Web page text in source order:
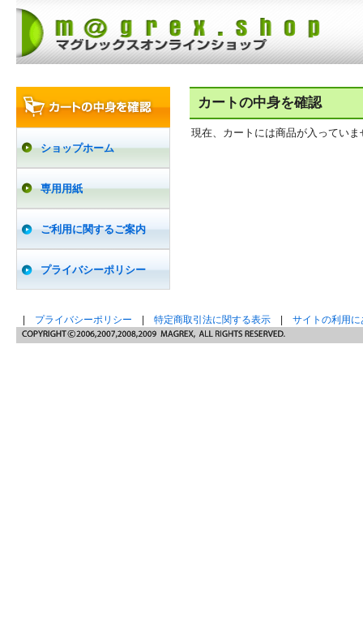
ショップホーム
専用用紙
ご利用に関するご案内
プライバシーポリシー
カートの中身を確認
現在、カートには商品が入っていま
プライバシーポリシー 特定商取引法に関する表示 サイトの利用に